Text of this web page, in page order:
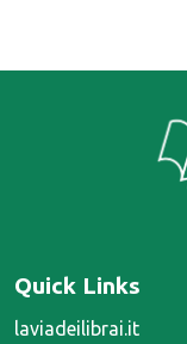
Prezzo:12 €
Quick Links
laviadeilibrai.it